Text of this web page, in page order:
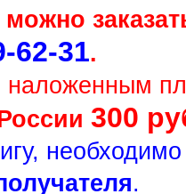
можно
62-31.
наложенным
300
.